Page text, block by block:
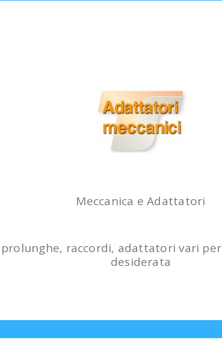
ZWO AM7 MONTATURA ARMONICA CON
TREPPIEDE TC40
Meccanica e Adattatori
prolunghe, raccordi, adattatori vari
desiderata